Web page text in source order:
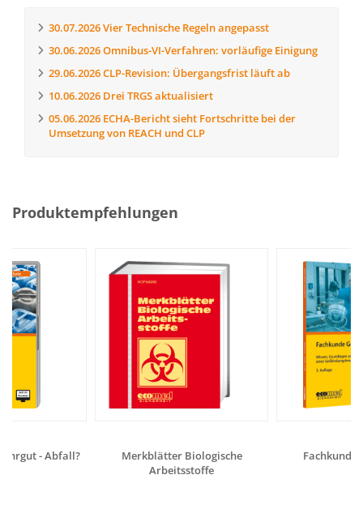
30.07.2026Vier Technische Regeln angepasst
30.06.2026Omnibus-VI-Verfahren: vorläufige Einigung
29.06.2026CLP-Revision: Übergangsfrist läuft ab
10.06.2026 Drei TRGS aktualisiert
05.06.2026 ECHA-Bericht sieht Fortschritte bei der
Umsetzung von REACH und CLP
Produktempfehlungen
- Abfall?
Merkblätter Biologische
Arbeitsstoffe
Fachkunde